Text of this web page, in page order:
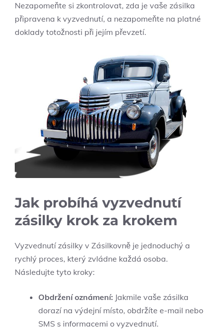
Nezapomeňte si zkontrolovat, zda je vaše zásilka
připravena k vyzvednutí, a nezapomeňte na platné
doklady totožnosti při jejím převzetí.
Jak probíhá vyzvednutí
zásilky krok za krokem
Vyzvednutí zásilky v Zásilkovně je jednoduchý a
rychlý proces, který zvládne každá osoba.
Následujte tyto kroky:
Obdržení oznámení: Jakmile vaše zásilka
dorazí na výdejní místo, obdržíte e-mail nebo
SMS s informacemi o vyzvednutí.